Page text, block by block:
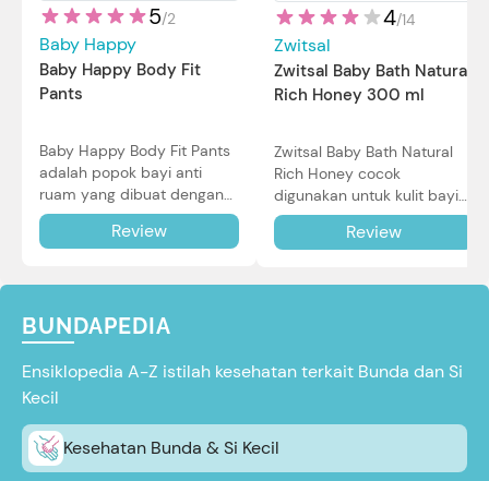
5/2
Baby Happy
Baby Happy Body Fit
Pants
Baby Happy Body Fit Pants
adalah popok bayi anti
ruam yang dibuat dengan
teknologi Air Through
Technology.Review
4/14
Zwitsal
Zwitsal Baby Bath Natural
Rich Honey 300 ml
Zwitsal Baby Bath Natural
Rich Honey cocok
digunakan untuk kulit bayi
baru lahir bahkan kulit
sensitif sekalipun. Simak
Review
BUNDAPEDIA
Ensiklopedia A-Z istilah kesehatan terkait Bunda dan Si
Kecil
Kesehatan Bunda & Si Kecil